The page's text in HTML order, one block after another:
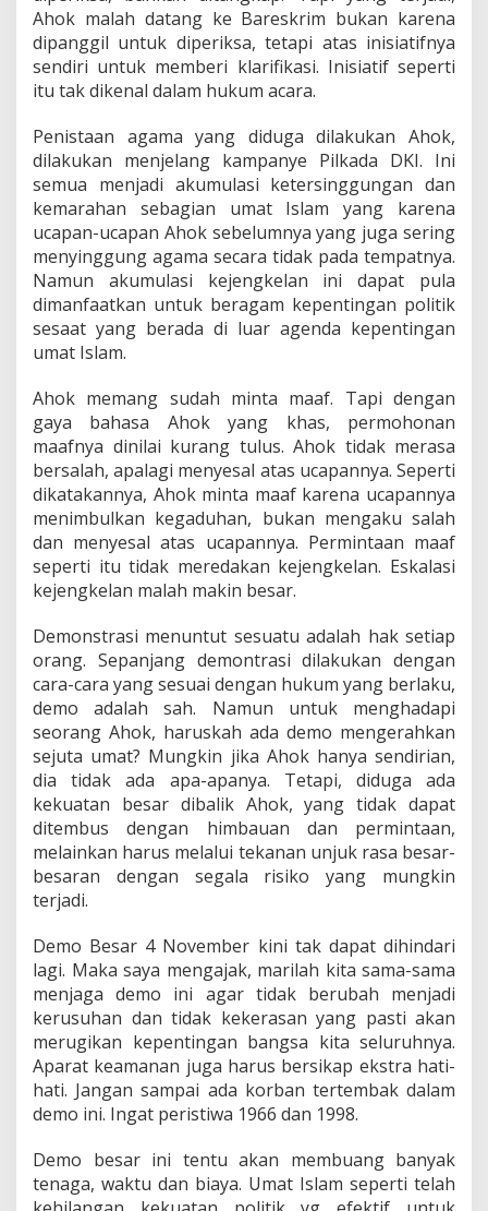
b
e
r
Ahok malah datang ke Bareskrim bukan karena
dipanggil untuk diperiksa, tetapi atas inisiatifnya
sendiri untuk memberi klarifikasi. Inisiatif seperti
itu tak dikenal dalam hukum acara.
Penistaan agama yang diduga dilakukan Ahok,
dilakukan menjelang kampanye Pilkada DKI. Ini
semua menjadi akumulasi ketersinggungan dan
kemarahan sebagian umat Islam yang karena
ucapan-ucapan Ahok sebelumnya yang juga sering
menyinggung agama secara tidak pada tempatnya.
Namun akumulasi kejengkelan ini dapat pula
dimanfaatkan untuk beragam kepentingan politik
sesaat yang berada di luar agenda kepentingan
umat Islam.
Ahok memang sudah minta maaf. Tapi dengan
gaya bahasa Ahok yang khas, permohonan
maafnya dinilai kurang tulus. Ahok tidak merasa
bersalah, apalagi menyesal atas ucapannya. Seperti
dikatakannya, Ahok minta maaf karena ucapannya
menimbulkan kegaduhan, bukan mengaku salah
dan menyesal atas ucapannya. Permintaan maaf
seperti itu tidak meredakan kejengkelan. Eskalasi
kejengkelan malah makin besar.
Demonstrasi menuntut sesuatu adalah hak setiap
orang. Sepanjang demontrasi dilakukan dengan
cara-cara yang sesuai dengan hukum yang berlaku,
demo adalah sah. Namun untuk menghadapi
seorang Ahok, haruskah ada demo mengerahkan
sejuta umat? Mungkin jika Ahok hanya sendirian,
dia tidak ada apa-apanya. Tetapi, diduga ada
kekuatan besar dibalik Ahok, yang tidak dapat
ditembus dengan himbauan dan permintaan,
melainkan harus melalui tekanan unjuk rasa besar-
besaran dengan segala risiko yang mungkin
terjadi.
Demo Besar 4 November kini tak dapat dihindari
lagi. Maka saya mengajak, marilah kita sama-sama
menjaga demo ini agar tidak berubah menjadi
kerusuhan dan tidak kekerasan yang pasti akan
merugikan kepentingan bangsa kita seluruhnya.
Aparat keamanan juga harus bersikap ekstra hati-
hati. Jangan sampai ada korban tertembak dalam
demo ini. Ingat peristiwa 1966 dan 1998.
Demo besar ini tentu akan membuang banyak
tenaga, waktu dan biaya. Umat Islam seperti telah